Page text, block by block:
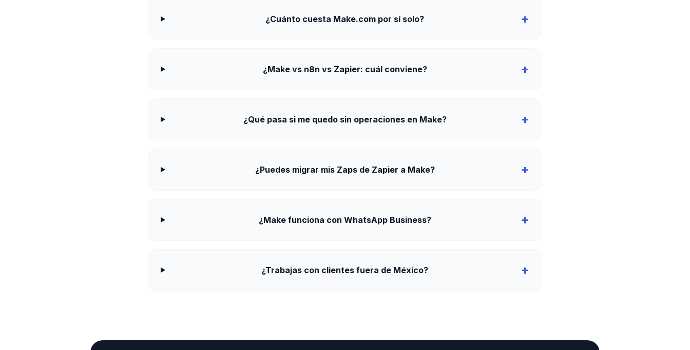
¿Cuánto cuesta Make.com por sí solo? +
¿Make vs n8n vs Zapier: cuál conviene? +
¿Qué pasa si me quedo sin operaciones en Make? +
¿Puedes migrar mis Zaps de Zapier a Make? +
¿Make funciona con WhatsApp Business? +
¿Trabajas con clientes fuera de México? +